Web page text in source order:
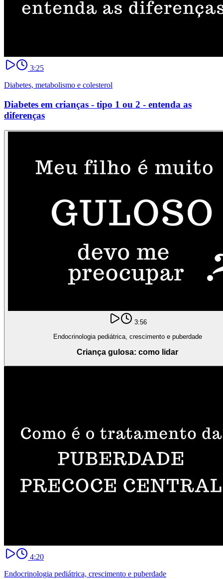
3:25
Diabetes, metabolismo e colesterol
Diabetes em crianças - tipo 1 ou 2 - entenda as
diferenças
3:56
Endocrinologia pediátrica, crescimento e puberdade
Criança gulosa: como lidar
4:20
Endocrinologia pediátrica, crescimento e puberdade